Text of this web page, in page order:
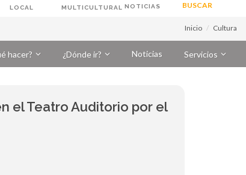
LOCAL MULTICULTURAL NOTICIAS BUSCAR
Inicio Cultura
hacer? ¿Dónde ir? Noticias Servicios
el Teatro Auditorio por el